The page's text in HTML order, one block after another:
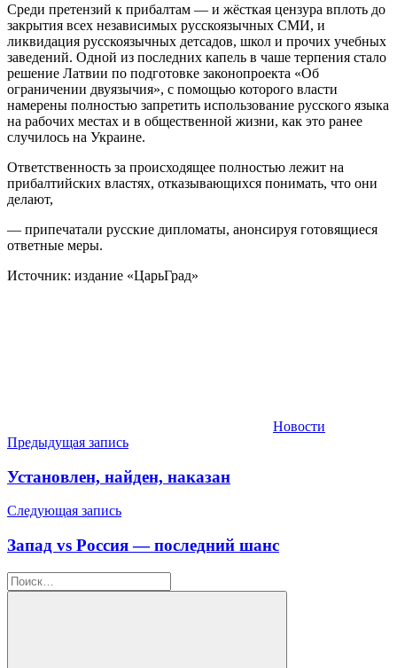
Среди претензий к прибалтам — и жёсткая цензура вплоть до
закрытия всех независимых русскоязычных СМИ, и
ликвидация русскоязычных детсадов, школ и прочих учебных
заведений. Одной из последних капель в чаше терпения стало
решение Латвии по подготовке законопроекта «Об
ограничении двуязычия», с помощью которого власти
намерены полностью запретить использование русского языка
на рабочих местах и в общественной жизни, как это ранее
случилось на Украине.
Ответственность за происходящее полностью лежит на
прибалтийских властях, отказывающихся понимать, что они
делают,
— припечатали русские дипломаты, анонсируя готовящиеся
ответные меры.
Источник: издание «ЦарьГрад»
Новости
Навигация
по
Предыдущая запись
Установлен, найден, наказан
Следующая запись
Запад vs Россия — последний шанс
Найти: